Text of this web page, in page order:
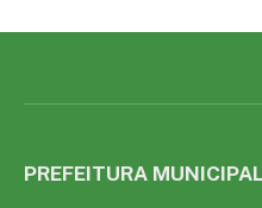
PREFEITURA